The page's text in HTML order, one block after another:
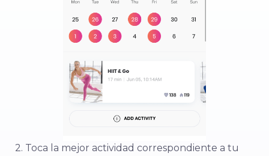
2. Toca la mejor actividad correspondiente a tu